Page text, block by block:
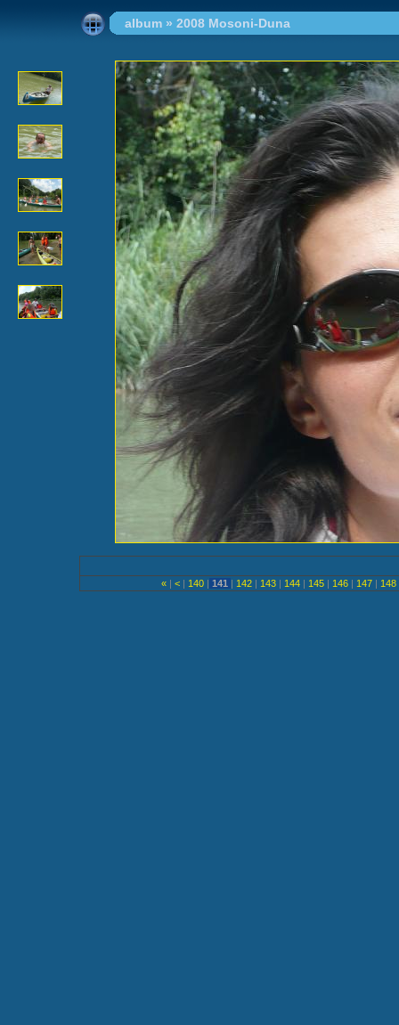
album » 2008 Mosoni-Duna
« | < | 140 | 141 | 142 | 143 | 144 | 145 | 146 | 147 | 148